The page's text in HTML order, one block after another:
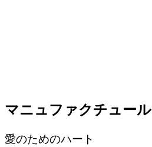
マニュファクチュール
愛のためのハート